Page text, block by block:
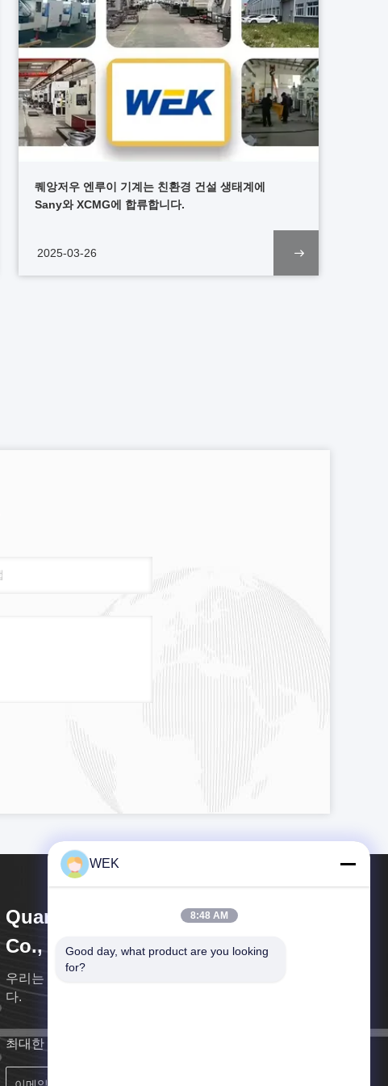
퀘앙저우 엔루이 기계는 친환경 건설 생태계에
Sany와 XCMG에 합류합니다.
2025-03-26
Quanzhou Zhanhong Machinery
Co., Ltd
우리는 작은 발굴기 액세서리 생산에 전문 제조업체입니
다.
최대한 빨리 연락할게요
WEK
8:48 AM
Good day, what product are you looking
for?